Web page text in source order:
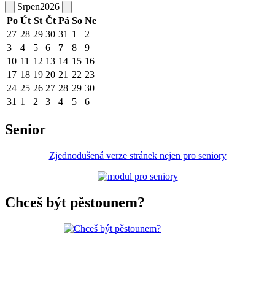
Srpen2026
Po Út St Čt Pá So Ne
27 28 29 30 31 1
2
3
4 5 6 7 8
9
10 11 12 13 14 15 16
17 18 19 20 21 22 23
24 25 26 27 28 29 30
31 1 2 3 4 5 6
Senior
Zjednodušená verze stránek nejen pro seniory
Chceš být pěstounem?